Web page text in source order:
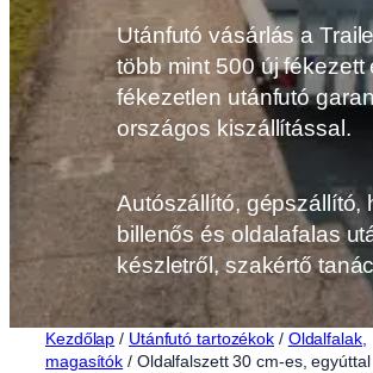
Utánfutó vásárlás a
több mint 500 új fékezett
fékezetlen utánfutó
országos kiszállítással.
Autószállító, gépszállító,
billenős és oldalafalas
készletről, szakértő
Kezdőlap / Utánfutó tartozékok / Oldalfalak,
magasítók / Oldalfalszett 30 cm-es, egyúttal